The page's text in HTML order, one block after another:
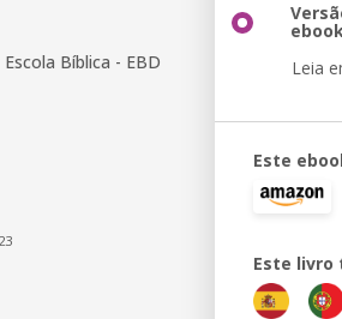
Bíblica - EBD
Leia
Este
Este livro